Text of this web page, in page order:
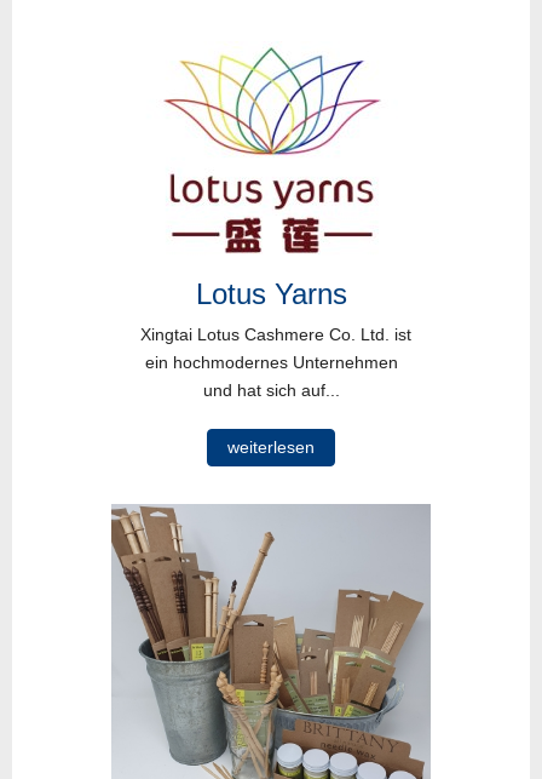
Lotus Yarns
Xingtai Lotus Cashmere Co. Ltd. ist
ein hochmodernes Unternehmen
und hat sich auf...
weiterlesen